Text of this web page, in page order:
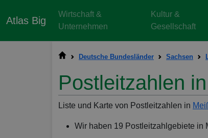
Atlas Big
Wirtschaft &
Unternehmen
Kultur &
Gesellschaft
Deutsche Bundesländer Sachsen
Postleitzahlen
Liste und Karte von Postleitzahlen in
Wir haben 19 Postleitzahlgebiete in